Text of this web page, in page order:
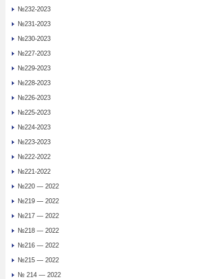
№232-2023
№231-2023
№230-2023
№227-2023
№229-2023
№228-2023
№226-2023
№225-2023
№224-2023
№223-2023
№222-2022
№221-2022
№220 — 2022
№219 — 2022
№217 — 2022
№218 — 2022
№216 — 2022
№215 — 2022
№ 214 — 2022